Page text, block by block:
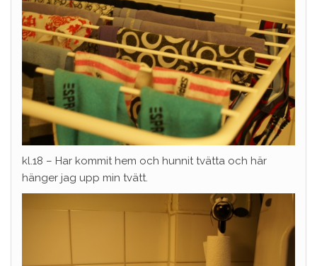
kl.18 – Har kommit hem och hunnit tvätta och här
hänger jag upp min tvätt.